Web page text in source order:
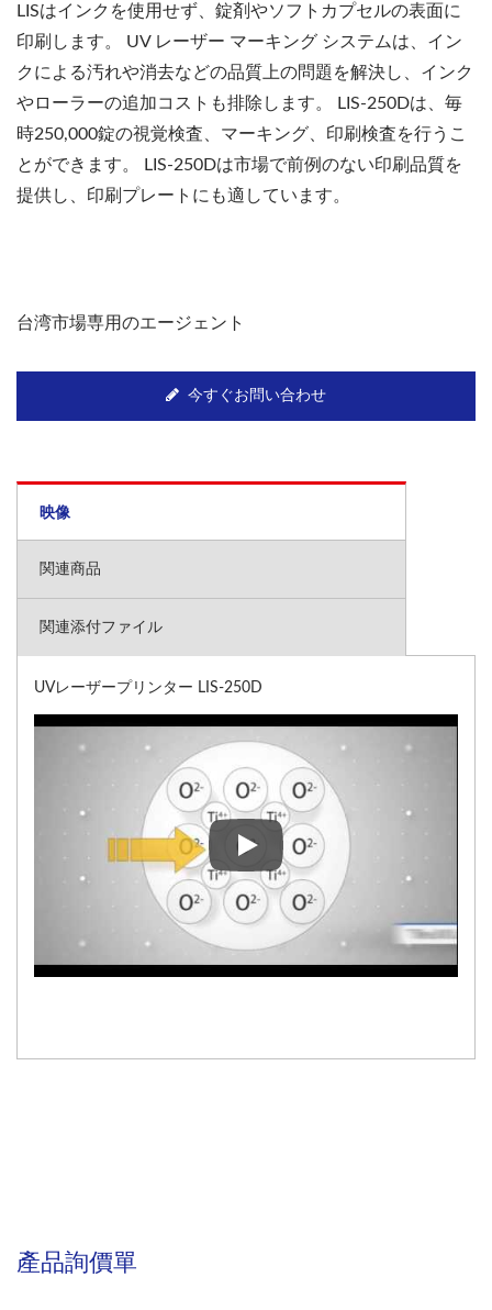
LISはインクを使用せず、錠剤やソフトカプセルの表面に
印刷します。 UV レーザー マーキング システムは、イン
クによる汚れや消去などの品質上の問題を解決し、インク
やローラーの追加コストも排除します。 LIS-250Dは、毎
時250,000錠の視覚検査、マーキング、印刷検査を行うこ
とができます。 LIS-250Dは市場で前例のない印刷品質を
提供し、印刷プレートにも適しています。
台湾市場専用のエージェント
今すぐお問い合わせ
映像
関連商品
関連添付ファイル
UVレーザープリンター LIS-250D
UVレーザープリンター LIS-